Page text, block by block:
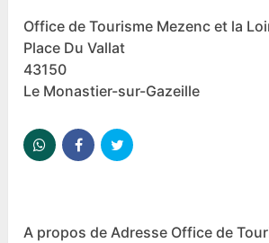
Office de Tourisme Mezenc et la
Place Du Vallat
43150
Le Monastier-sur-Gazeille
A propos de Adresse Office de